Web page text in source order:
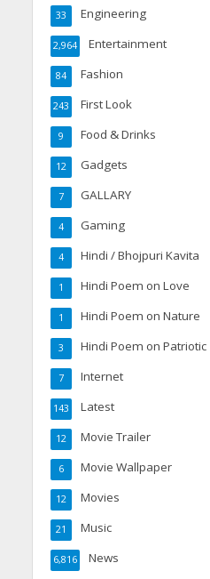
Engineering
33
Entertainment
2,964
Fashion
84
First Look
243
Food & Drinks
9
Gadgets
12
GALLARY
7
Gaming
4
Hindi / Bhojpuri Kavita
4
Hindi Poem on Love
1
Hindi Poem on Nature
1
Hindi Poem on Patriotic
3
Internet
7
Latest
143
Movie Trailer
12
Movie Wallpaper
6
Movies
12
Music
21
News
6,816